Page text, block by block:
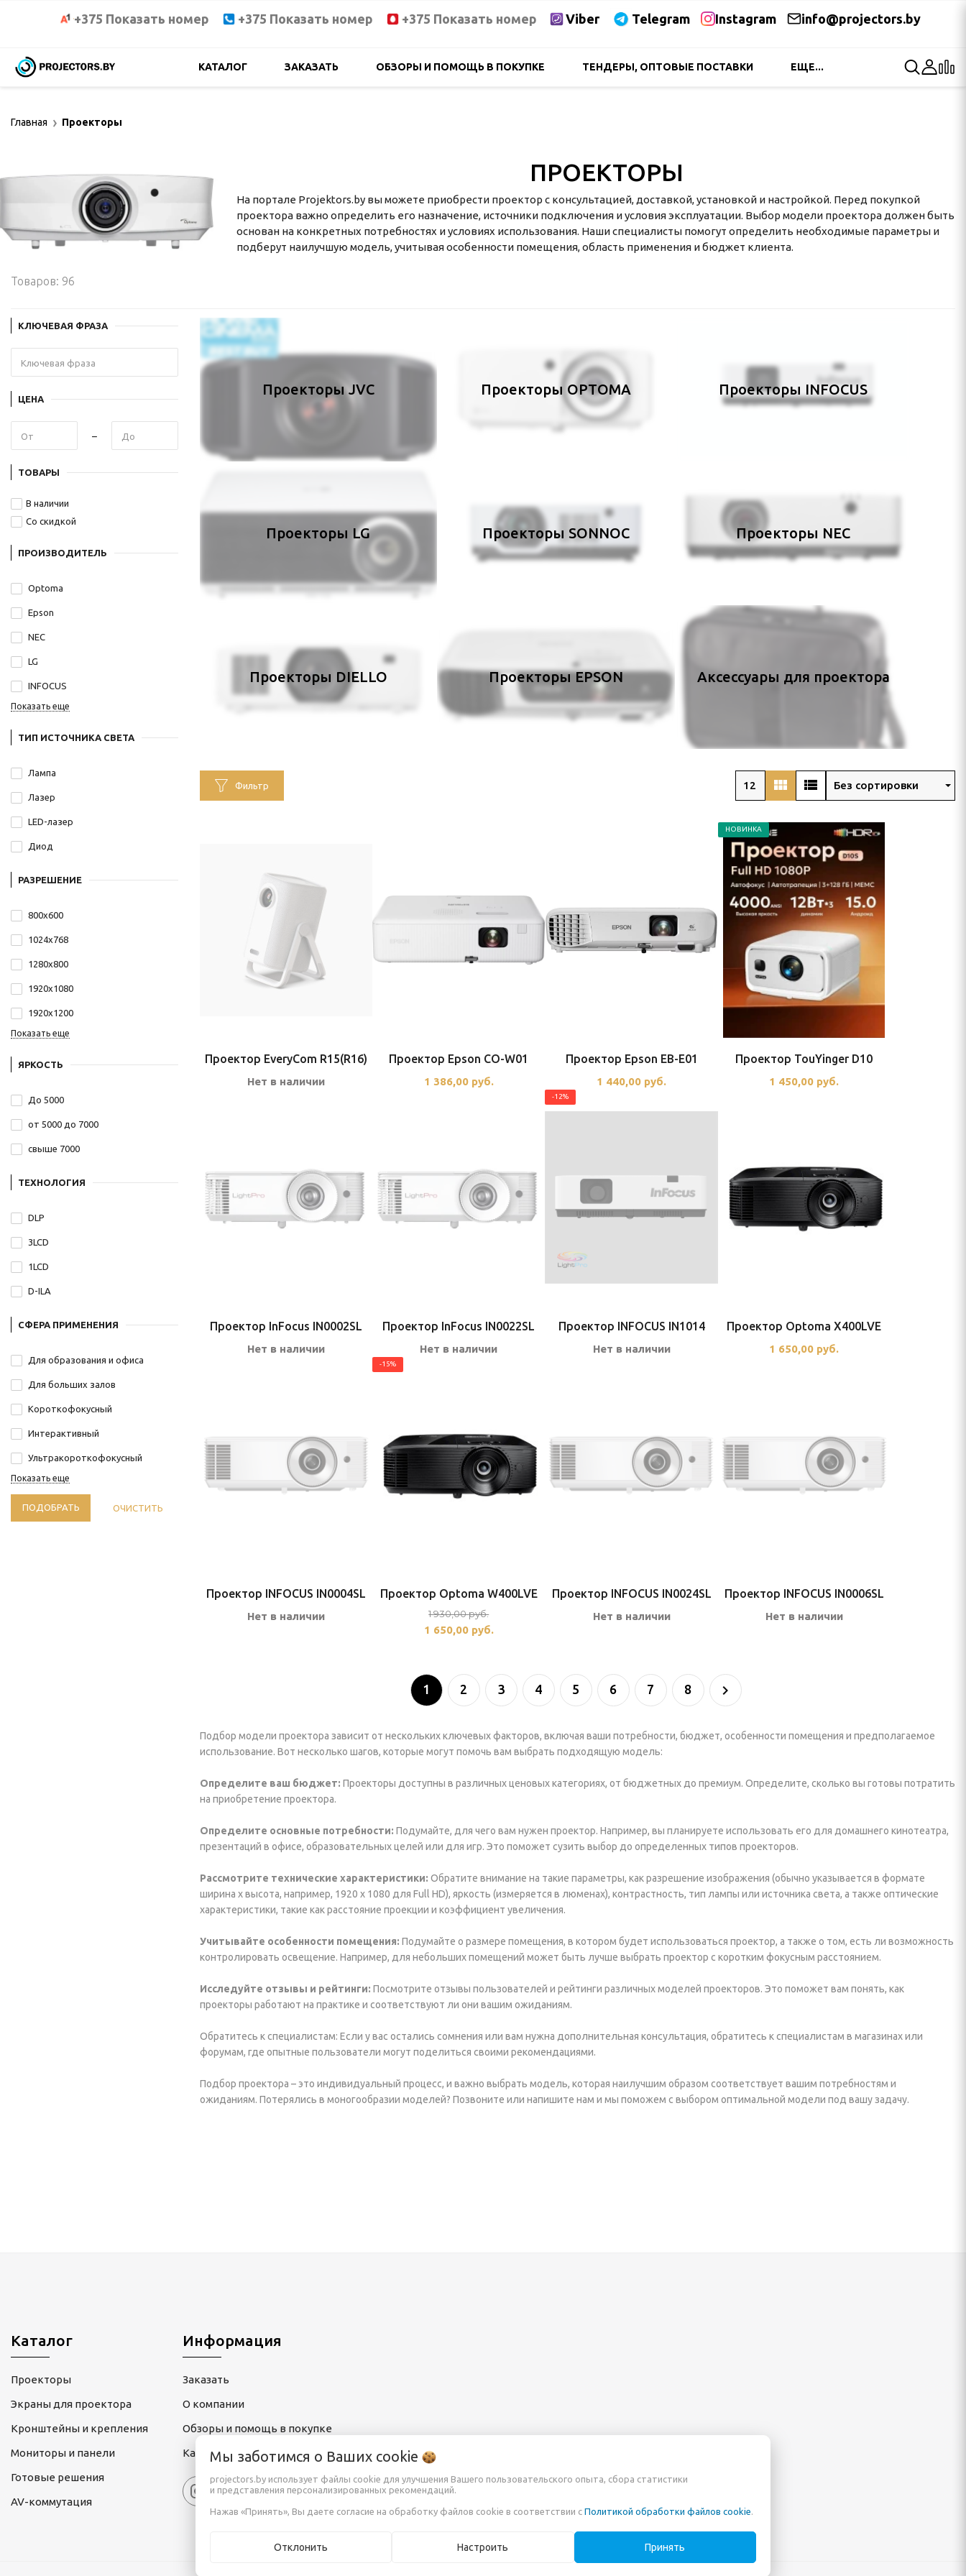
+375 Показать номер +375 Показать номер +375 Показать номер Viber Telegram Instagram info@projectors.by
КАТАЛОГ ЗАКАЗАТЬ ОБЗОРЫ И ПОМОЩЬ В ПОКУПКЕ ТЕНДЕРЫ, ОПТОВЫЕ ПОСТАВКИ ЕЩЕ...
Главная Проекторы
ПРОЕКТОРЫ
На портале Projektors.by вы можете приобрести проектор с консультацией, доставкой, установкой и настройкой. Перед покупкой
проектора важно определить его назначение, источники подключения и условия эксплуатации. Выбор модели проектора должен быть
основан на конкретных потребностях и условиях использования. Наши специалисты помогут определить необходимые параметры и
подберут наилучшую модель, учитывая особенности помещения, область применения и бюджет клиента.
Товаров: 96
КЛЮЧЕВАЯ ФРАЗА
ЦЕНА
ТОВАРЫ
В наличии
Со скидкой
ПРОИЗВОДИТЕЛЬ
Optoma
Epson
NEC
LG
INFOCUS
Показать еще
ТИП ИСТОЧНИКА СВЕТА
Лампа
Лазер
LED-лазер
Диод
РАЗРЕШЕНИЕ
800х600
1024х768
1280х800
1920х1080
1920х1200
Показать еще
ЯРКОСТЬ
До 5000
от 5000 до 7000
свыше 7000
ТЕХНОЛОГИЯ
DLP
3LCD
1LCD
D-ILA
СФЕРА ПРИМЕНЕНИЯ
Для образования и офиса
Для больших залов
Короткофокусный
Интерактивный
Ультракороткофокусный
Показать еще
ПОДОБРАТЬ ОЧИСТИТЬ
Проекторы JVC Проекторы OPTOMA Проекторы INFOCUS
Проекторы LG Проекторы SONNOC Проекторы NEC
Проекторы DIELLO Проекторы EPSON Аксессуары для проектора
Фильтр 12 view_module view_list Без сортировки
Проектор EveryCom R15(R16)
Нет в наличии
Проектор Epson CO-W01
1 386,00 руб.
Проектор Epson EB-E01
1 440,00 руб.
НОВИНКА
Проектор TouYinger D10
1 450,00 руб.
Проектор InFocus IN0002SL
Нет в наличии
Проектор InFocus IN0022SL
Нет в наличии
-12%
Проектор INFOCUS IN1014
Нет в наличии
Проектор Optoma X400LVE
1 650,00 руб.
Проектор INFOCUS IN0004SL
Нет в наличии
-15%
Проектор Optoma W400LVE
1 930,00руб.
1 650,00 руб.
Проектор INFOCUS IN0024SL
Нет в наличии
Проектор INFOCUS IN0006SL
Нет в наличии
1 2 3 4 5 6 7 8
Подбор модели проектора зависит от нескольких ключевых факторов, включая ваши потребности, бюджет, особенности помещения и предполагаемое
использование. Вот несколько шагов, которые могут помочь вам выбрать подходящую модель:
Определите ваш бюджет: Проекторы доступны в различных ценовых категориях, от бюджетных до премиум. Определите, сколько вы готовы потратить
на приобретение проектора.
Определите основные потребности: Подумайте, для чего вам нужен проектор. Например, вы планируете использовать его для домашнего кинотеатра,
презентаций в офисе, образовательных целей или для игр. Это поможет сузить выбор до определенных типов проекторов.
Рассмотрите технические характеристики: Обратите внимание на такие параметры, как разрешение изображения (обычно указывается в формате
ширина x высота, например, 1920 x 1080 для Full HD), яркость (измеряется в люменах), контрастность, тип лампы или источника света, а также оптические
характеристики, такие как расстояние проекции и коэффициент увеличения.
Учитывайте особенности помещения: Подумайте о размере помещения, в котором будет использоваться проектор, а также о том, есть ли возможность
контролировать освещение. Например, для небольших помещений может быть лучше выбрать проектор с коротким фокусным расстоянием.
Исследуйте отзывы и рейтинги: Посмотрите отзывы пользователей и рейтинги различных моделей проекторов. Это поможет вам понять, как
проекторы работают на практике и соответствуют ли они вашим ожиданиям.
Обратитесь к специалистам: Если у вас остались сомнения или вам нужна дополнительная консультация, обратитесь к специалистам в магазинах или
форумам, где опытные пользователи могут поделиться своими рекомендациями.
Подбор проектора – это индивидуальный процесс, и важно выбрать модель, которая наилучшим образом соответствует вашим потребностям и
ожиданиям. Потерялись в моногообразии моделей? Позвоните или напишите нам и мы поможем с выбором оптимальной модели под вашу задачу.
Каталог
Проекторы
Экраны для проектора
Кронштейны и крепления
Мониторы и панели
Готовые решения
AV-коммутация
Информация
Заказать
О компании
Обзоры и помощь в покупке
Карта сайта
Мы заботимся о Ваших cookie
projectors.by использует файлы cookie для улучшения Вашего пользовательского опыта, сбора статистики
и представления персонализированных рекомендаций.
Нажав «Принять», Вы даете согласие на обработку файлов cookie в соответствии с Политикой обработки файлов cookie.
Отклонить Настроить Принять